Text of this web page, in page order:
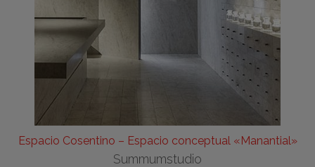
Espacio Cosentino – Espacio conceptual «Manantial»
Summumstudio